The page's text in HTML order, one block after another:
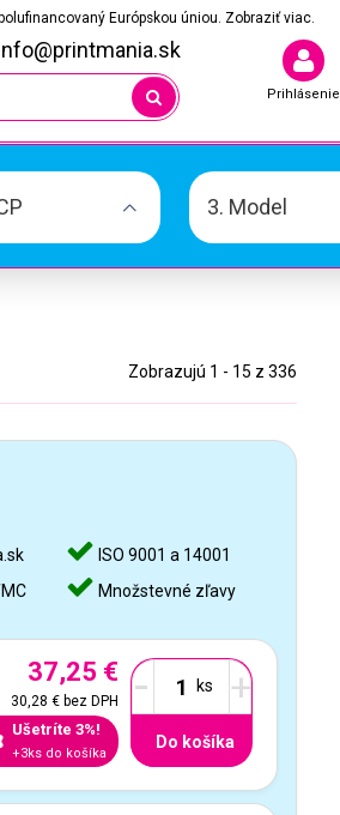
Európskou úniou. Zobraziť viac.
Prihlásenie
3. Model
Zobrazujú 1 - 15 z 336
ISO 9001 a 14001
Množstevné zľavy
37,25 €
30,28 €bez DPH
Ušetríte 3%!
+3ks do košíka
- +
Do košíka